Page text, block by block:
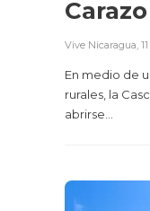
Carazo
Vive Nicaragua
En medio de
rurales, la
abrirse...